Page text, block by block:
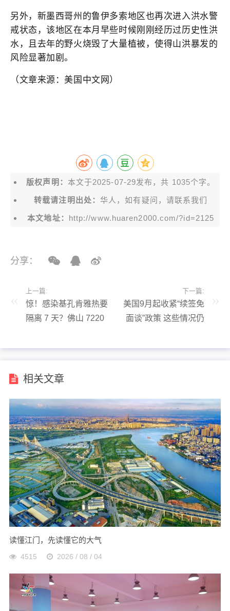
另外，新墨西哥州的鲁伊多索地区也再次进入洪水警
戒状态，该地区在本月早些时候刚刚经历过历史性洪
水，且去年的野火烧毁了大量植被，使得山洪暴发的
风险显著加剧。
（文章来源：美国中文网）
版权声明： 本文于2025-07-29发布，共 1035个字。
转载请注明出处： 华人，如有疑问，请联系我们
本文地址： http://www.huaren2000.com/?id=2125
分享：
上一篇:
惊！感染基孔肯雅热要
隔离 7 天？佛山 7220
下一篇:
美国9月起收紧“续签免
面谈”政策 这些情况仍
相关文章
读懂江门，先读懂它的大气
4515 2026 / 08 / 04